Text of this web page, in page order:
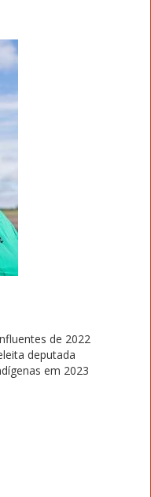
de 2022
deputada
em 2023